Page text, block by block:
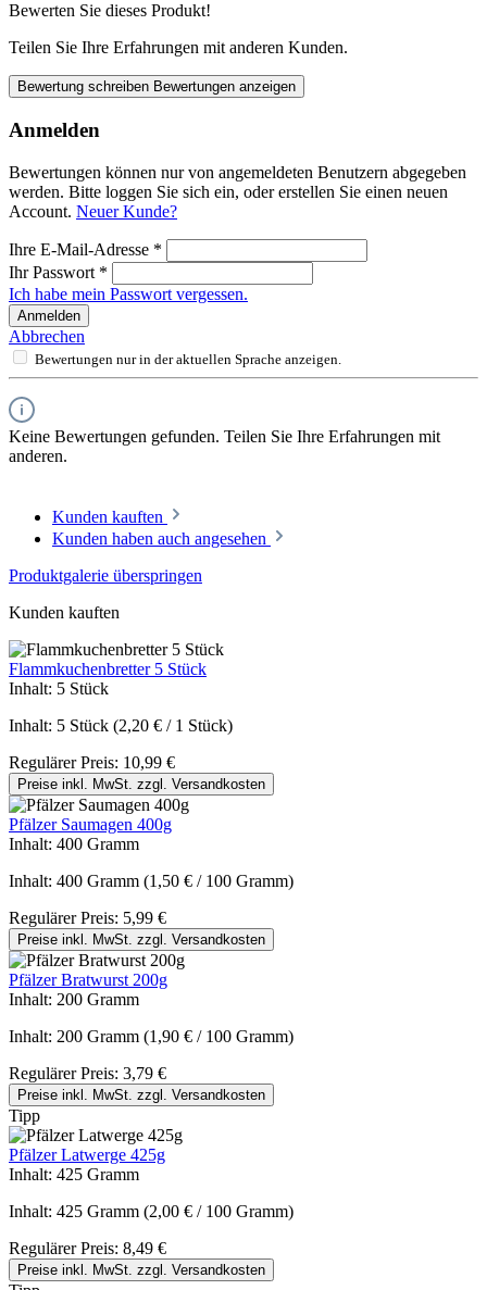
Bewerten Sie dieses Produkt!
Teilen Sie Ihre Erfahrungen mit anderen Kunden.
Bewertung schreiben Bewertungen anzeigen
Anmelden
Bewertungen können nur von angemeldeten Benutzern abgegeben
werden. Bitte loggen Sie sich ein, oder erstellen Sie einen neuen
Account. Neuer Kunde?
Ihre E-Mail-Adresse *
Ihr Passwort *
Ich habe mein Passwort vergessen.
Anmelden
Abbrechen
Bewertungen nur in der aktuellen Sprache anzeigen.
Keine Bewertungen gefunden. Teilen Sie Ihre Erfahrungen mit
anderen.
Kunden kauften
Kunden haben auch angesehen
Produktgalerie überspringen
Kunden kauften
Flammkuchenbretter 5 Stück
Inhalt: 5 Stück
Inhalt: 5 Stück (2,20 € / 1 Stück)
Regulärer Preis: 10,99 €
Preise inkl. MwSt. zzgl. Versandkosten
Pfälzer Saumagen 400g
Inhalt: 400 Gramm
Inhalt: 400 Gramm (1,50 € / 100 Gramm)
Regulärer Preis: 5,99 €
Preise inkl. MwSt. zzgl. Versandkosten
Pfälzer Bratwurst 200g
Inhalt: 200 Gramm
Inhalt: 200 Gramm (1,90 € / 100 Gramm)
Regulärer Preis: 3,79 €
Preise inkl. MwSt. zzgl. Versandkosten
Tipp
Pfälzer Latwerge 425g
Inhalt: 425 Gramm
Inhalt: 425 Gramm (2,00 € / 100 Gramm)
Regulärer Preis: 8,49 €
Preise inkl. MwSt. zzgl. Versandkosten